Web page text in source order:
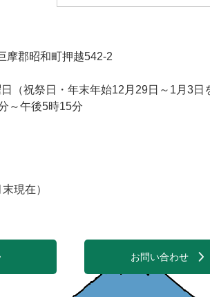
摩郡昭和町押越542-2
（祝祭日・年末年始12月29日～1月3日
～午後5時15分
現在）
お問い合わせ